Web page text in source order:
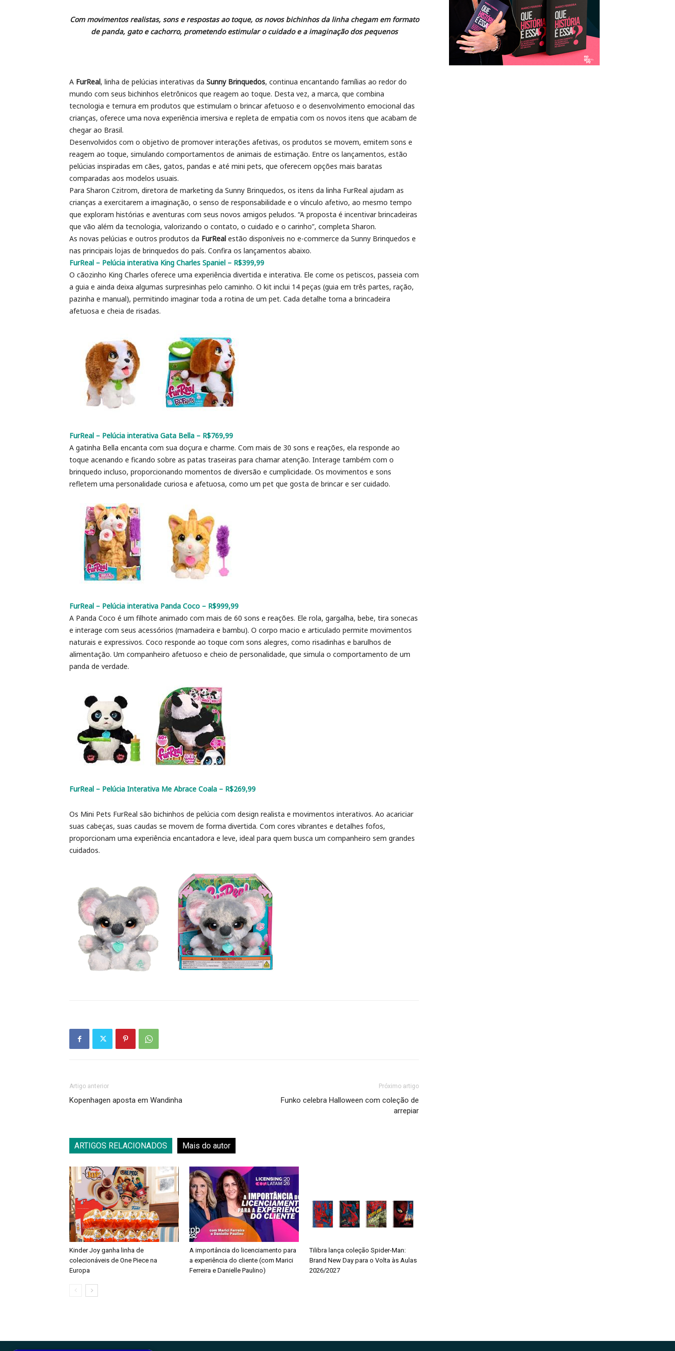
Com movimentos realistas, sons e respostas ao toque, os novos bichinhos da linha chegam em formato
de panda, gato e cachorro, prometendo estimular o cuidado e a imaginação dos pequenos
A FurReal, linha de pelúcias interativas da Sunny Brinquedos, continua encantando famílias ao redor do
mundo com seus bichinhos eletrônicos que reagem ao toque. Desta vez, a marca, que combina
tecnologia e ternura em produtos que estimulam o brincar afetuoso e o desenvolvimento emocional das
crianças, oferece uma nova experiência imersiva e repleta de empatia com os novos itens que acabam de
chegar ao Brasil.
Desenvolvidos com o objetivo de promover interações afetivas, os produtos se movem, emitem sons e
reagem ao toque, simulando comportamentos de animais de estimação. Entre os lançamentos, estão
pelúcias inspiradas em cães, gatos, pandas e até mini pets, que oferecem opções mais baratas
comparadas aos modelos usuais.
Para Sharon Czitrom, diretora de marketing da Sunny Brinquedos, os itens da linha FurReal ajudam as
crianças a exercitarem a imaginação, o senso de responsabilidade e o vínculo afetivo, ao mesmo tempo
que exploram histórias e aventuras com seus novos amigos peludos. “A proposta é incentivar brincadeiras
que vão além da tecnologia, valorizando o contato, o cuidado e o carinho”, completa Sharon.
As novas pelúcias e outros produtos da FurReal estão disponíveis no e-commerce da Sunny Brinquedos e
nas principais lojas de brinquedos do país. Confira os lançamentos abaixo.
FurReal – Pelúcia interativa King Charles Spaniel – R$399,99
O cãozinho King Charles oferece uma experiência divertida e interativa. Ele come os petiscos, passeia com
a guia e ainda deixa algumas surpresinhas pelo caminho. O kit inclui 14 peças (guia em três partes, ração,
pazinha e manual), permitindo imaginar toda a rotina de um pet. Cada detalhe torna a brincadeira
afetuosa e cheia de risadas.
FurReal – Pelúcia interativa Gata Bella – R$769,99
A gatinha Bella encanta com sua doçura e charme. Com mais de 30 sons e reações, ela responde ao
toque acenando e ficando sobre as patas traseiras para chamar atenção. Interage também com o
brinquedo incluso, proporcionando momentos de diversão e cumplicidade. Os movimentos e sons
refletem uma personalidade curiosa e afetuosa, como um pet que gosta de brincar e ser cuidado.
FurReal – Pelúcia interativa Panda Coco – R$999,99
A Panda Coco é um filhote animado com mais de 60 sons e reações. Ele rola, gargalha, bebe, tira sonecas
e interage com seus acessórios (mamadeira e bambu). O corpo macio e articulado permite movimentos
naturais e expressivos. Coco responde ao toque com sons alegres, como risadinhas e barulhos de
alimentação. Um companheiro afetuoso e cheio de personalidade, que simula o comportamento de um
panda de verdade.
FurReal – Pelúcia Interativa Me Abrace Coala – R$269,99
Os Mini Pets FurReal são bichinhos de pelúcia com design realista e movimentos interativos. Ao acariciar
suas cabeças, suas caudas se movem de forma divertida. Com cores vibrantes e detalhes fofos,
proporcionam uma experiência encantadora e leve, ideal para quem busca um companheiro sem grandes
cuidados.
Artigo anterior
Kopenhagen aposta em Wandinha
Próximo artigo
Funko celebra Halloween com coleção de
arrepiar
ARTIGOS RELACIONADOS Mais do autor
Kinder Joy ganha linha de
colecionáveis de One Piece na
Europa
A importância do licenciamento para
a experiência do cliente (com Marici
Ferreira e Danielle Paulino)
Tilibra lança coleção Spider-Man:
Brand New Day para o Volta às Aulas
2026/2027